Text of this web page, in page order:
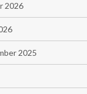
2026
2025